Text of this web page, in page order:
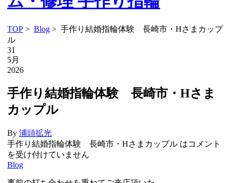
TOP > Blog > 手作り結婚指輪体験 長崎市・Hさまカップ
ル
31
5月
2026
手作り結婚指輪体験 長崎市・Hさま
カップル
By 浦頭拡光
手作り結婚指輪体験 長崎市・Hさまカップル はコメント
を受け付けていません
Blog